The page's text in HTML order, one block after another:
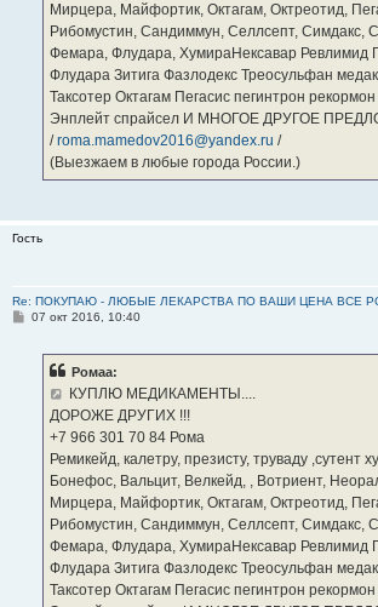
Мирцера, Майфортик, Октагам, Октреотид,
Рибомустин, Сандиммун, Селлсепт, Симдакс,
Фемара, Флудара, ХумираНексавар Ревлимид
Флудара Зитига Фазлодекс Треосульфан
Таксотер Октагам Пегасис пегинтрон
Энплейт спрайсел И МНОГОЕ ДРУГОЕ
/roma.mamedov2016@yandex.ru /
(Выезжаем в любые города России.)
Гость
Re: ПОКУПАЮ - ЛЮБЫЕ ЛЕКАРСТВА ПО ВАШИ ЦЕНА ВСЕ
С07 окт 2016, 10:40
Ромаа:
КУПЛЮ МЕДИКАМЕНТЫ....
ДОРОЖЕ ДРУГИХ !!!
‪+7 966 301 70 84‬ Рома
Ремикейд, калетру, презисту, труваду
Бонефос, Вальцит, Велкейд, , Вотриент,
Мирцера, Майфортик, Октагам, Октреотид,
Рибомустин, Сандиммун, Селлсепт, Симдакс,
Фемара, Флудара, ХумираНексавар Ревлимид
Флудара Зитига Фазлодекс Треосульфан
Таксотер Октагам Пегасис пегинтрон